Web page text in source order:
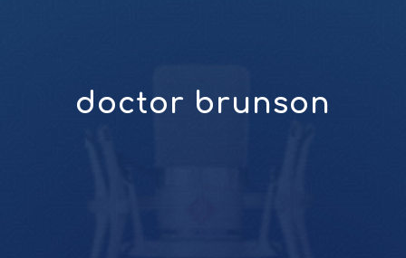
doctor brunson